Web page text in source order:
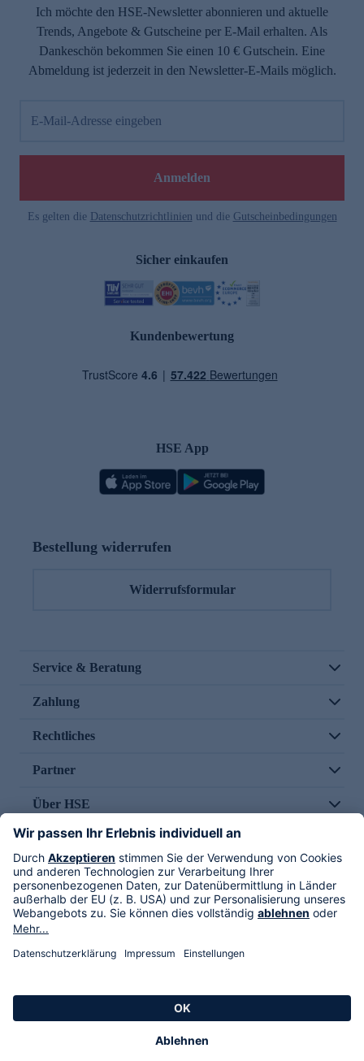
Ich möchte den HSE-Newsletter abonnieren und aktuelle
Trends, Angebote & Gutscheine per E-Mail erhalten. Als
Dankeschön bekommen Sie einen 10 € Gutschein. Eine
Abmeldung ist jederzeit in den Newsletter-E-Mails möglich.
E-Mail-Adresse eingeben
Anmelden
Es gelten die Datenschutzrichtlinien und die Gutscheinbedingungen
Sicher einkaufen
Kundenbewertung
HSE App
Bestellung widerrufen
Widerrufsformular
Service & Beratung
Zahlung
Rechtliches
Partner
Über HSE
Im TV
HSE International